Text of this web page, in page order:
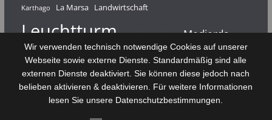
Karthago La Marsa Landwirtschaft
Leuchtturm Mahdia Majerda Medjerda
Monastir Médenine Nabeul Nouvelair Punier
Rundfunk Römer Salzsee Sebkha
Sfax Sidi Bou Said Souk El Arba Sousse
Wir verwenden technisch notwendige Cookies auf unserer
Webseite sowie externe Dienste. Standardmäßig sind alle
externen Dienste deaktiviert. Sie können diese jedoch nach
belieben aktivieren & deaktivieren. Für weitere Informationen
lesen Sie unsere Datenschutzbestimmungen.